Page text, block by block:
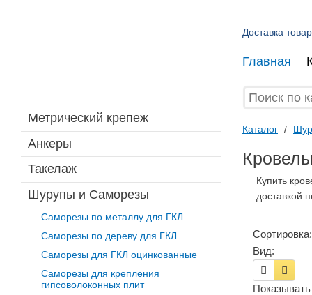
Метрический крепеж
Анкеры
Такелаж
Шурупы и Саморезы
Саморезы по металлу для ГКЛ
Саморезы по дереву для ГКЛ
Саморезы для ГКЛ оцинкованные
Саморезы для крепления
гипсоволоконных плит
Доставка
Главная
Каталог /
Купить
доставкой
Сортировка:
Вид: